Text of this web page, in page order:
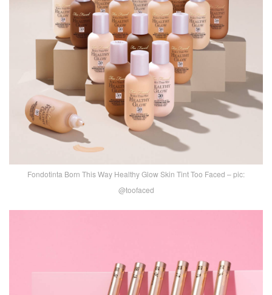
Fondotinta Born This Way Healthy Glow Skin Tint Too Faced – pic:
@toofaced